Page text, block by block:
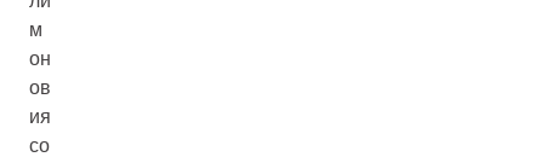
м
он
ов
ия
со